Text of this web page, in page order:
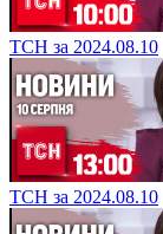
ТСН за 2024.08.10
ТСН за 2024.08.10